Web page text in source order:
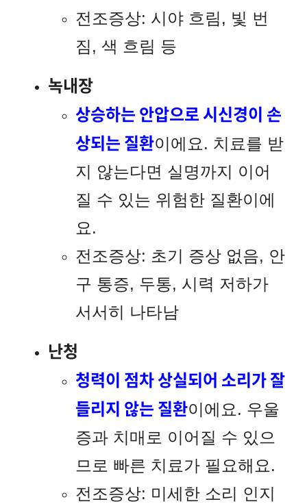
전조증상: 시야 흐림, 빛 번
짐, 색 흐림 등
녹내장
상승하는 안압으로 시신경이 손
상되는 질환이에요. 치료를 받
지 않는다면 실명까지 이어
질 수 있는 위험한 질환이에
요.
전조증상: 초기 증상 없음, 안
구 통증, 두통, 시력 저하가
서서히 나타남
난청
청력이 점차 상실되어 소리가 잘
들리지 않는 질환이에요. 우울
증과 치매로 이어질 수 있으
므로 빠른 치료가 필요해요.
전조증상: 미세한 소리 인지